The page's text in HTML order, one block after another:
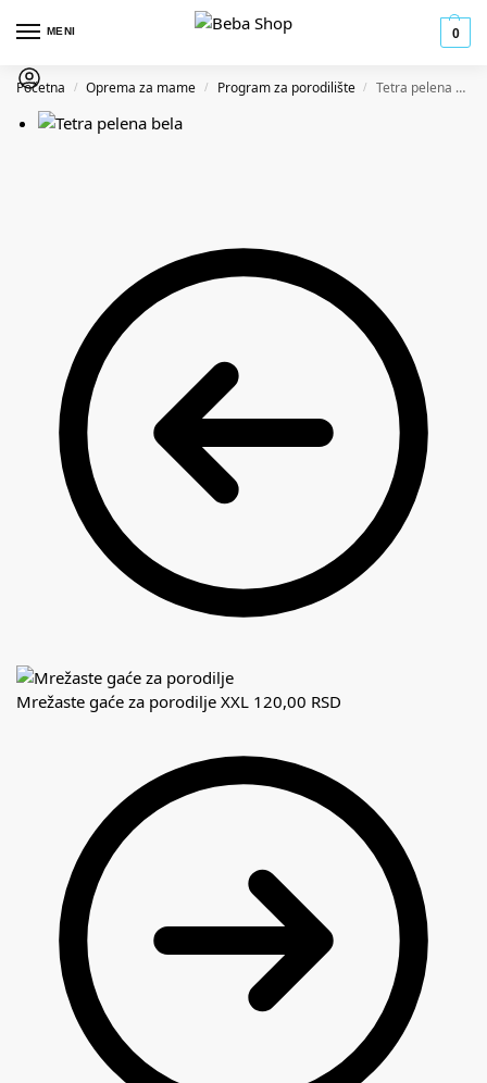
MENI 0
Početna / Oprema za mame / Program za porodilište / Tetra pelena 80x80cm
Mrežaste gaće za porodilje XXL 120,00 RSD